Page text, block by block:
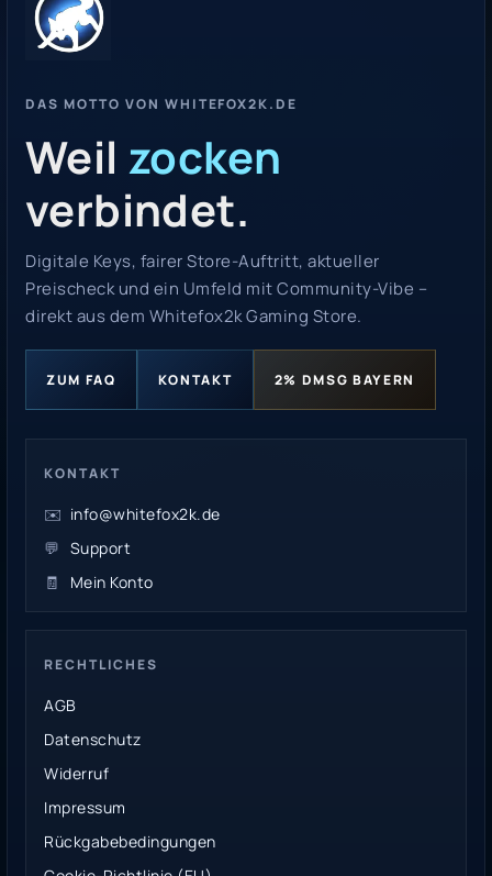
DAS MOTTO VON WHITEFOX2K.DE
Weil zocken
verbindet.
Digitale Keys, fairer Store-Auftritt, aktueller
Preischeck und ein Umfeld mit Community-Vibe –
direkt aus dem Whitefox2k Gaming Store.
ZUM FAQ KONTAKT 2% DMSG BAYERN
KONTAKT
✉️ info@whitefox2k.de
💬 Support
🧾
Mein Konto
RECHTLICHES
AGB
Datenschutz
Widerruf
Impressum
Rückgabebedingungen